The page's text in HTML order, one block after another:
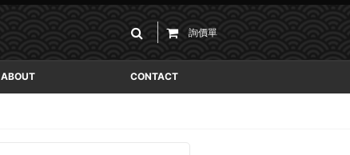
詢價單
ABOUT CONTACT